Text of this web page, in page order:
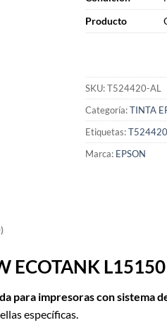
Producto
SKU:T524420-AL
Categoría:TINTA
Etiquetas:
Marca: EPSON
ECOTANK
para impresoras con sistema
específicas.